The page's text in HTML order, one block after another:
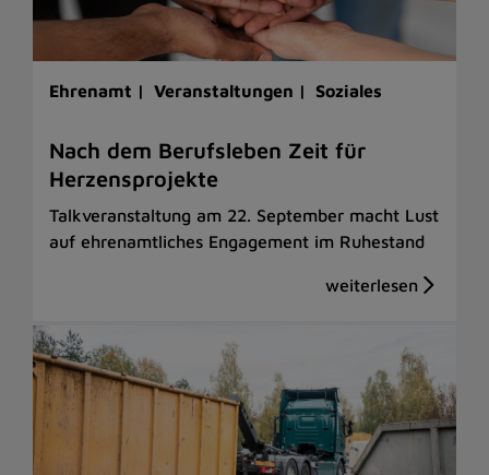
Ehrenamt | Veranstaltungen | Soziales
Nach dem Berufsleben Zeit für
Herzensprojekte
Talkveranstaltung am 22. September macht Lust
auf ehrenamtliches Engagement im Ruhestand